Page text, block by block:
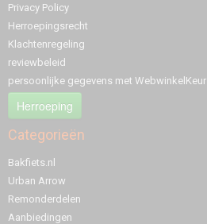
Privacy Policy
Herroepingsrecht
Klachtenregeling
reviewbeleid
persoonlijke gegevens met WebwinkelKeur
Herroeping
Categorieën
Bakfiets.nl
Urban Arrow
Remonderdelen
Aanbiedingen